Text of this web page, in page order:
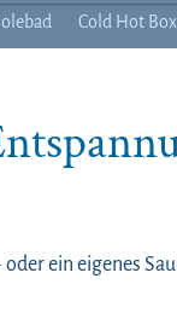
Cold Hot Box
ein eigenes